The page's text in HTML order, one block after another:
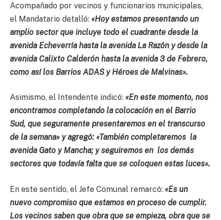
Acompañado por vecinos y funcionarios municipales,
el Mandatario detalló: «Hoy estamos presentando un
amplio sector que incluye todo el cuadrante desde la
avenida Echeverría hasta la avenida La Razón y desde la
avenida Calixto Calderón hasta la avenida 3 de Febrero,
como así los Barrios ADAS y Héroes de Malvinas».
Asimismo, el Intendente indicó: «En este momento, nos
encontramos completando la colocación en el Barrio
Sud, que seguramente presentaremos en el transcurso
de la semana» y agregó: «También completaremos la
avenida Gato y Mancha; y seguiremos en los demás
sectores que todavía falta que se coloquen estas luces».
En este sentido, el Jefe Comunal remarcó: «Es un
nuevo compromiso que estamos en proceso de cumplir.
Los vecinos saben que obra que se empieza, obra que se